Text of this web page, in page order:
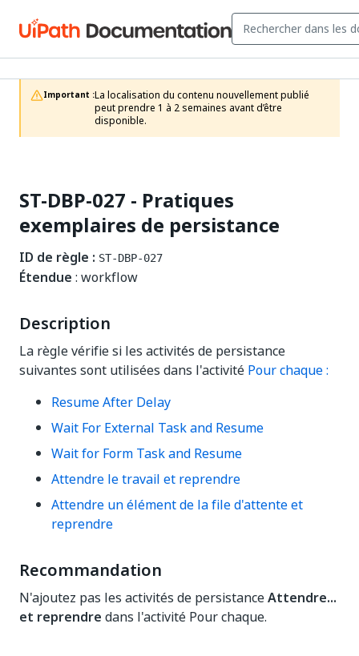
Important :La localisation du contenu nouvellement publié
peut prendre 1 à 2 semaines avant d’être
disponible.
ST-DBP-027 - Pratiques
exemplaires de persistance
ID de règle : ST-DBP-027
Étendue : workflow
Description
La règle vérifie si les activités de persistance
suivantes sont utilisées dans l'activité Pour chaque :
Resume After Delay
Wait For External Task and Resume
Wait for Form Task and Resume
Attendre le travail et reprendre
Attendre un élément de la file d'attente et
reprendre
Recommandation
N'ajoutez pas les activités de persistanceAttendre...
et reprendre dans l'activité Pour chaque.